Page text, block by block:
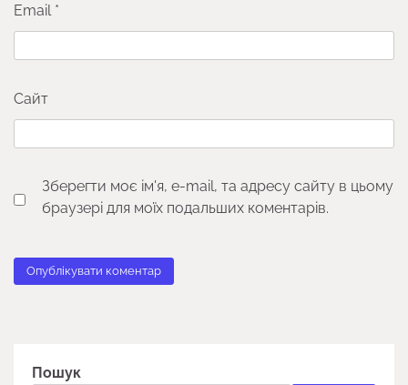
Email *
Сайт
Зберегти моє ім'я, e-mail, та адресу сайту в цьому
браузері для моїх подальших коментарів.
Пошук